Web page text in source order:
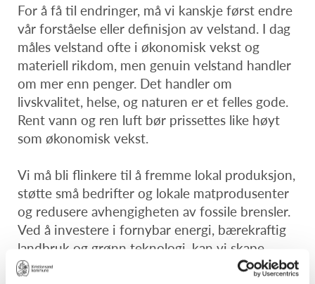
For å få til endringer, må vi kanskje først endre
vår forståelse eller definisjon av velstand. I dag
måles velstand ofte i økonomisk vekst og
materiell rikdom, men genuin velstand handler
om mer enn penger. Det handler om
livskvalitet, helse, og naturen er et felles gode.
Rent vann og ren luft bør prissettes like høyt
som økonomisk vekst.
Vi må bli flinkere til å fremme lokal produksjon,
støtte små bedrifter og lokale matprodusenter
og redusere avhengigheten av fossile brensler.
Ved å investere i fornybar energi, bærekraftig
landbruk og grønn teknologi, kan vi skape
arbeidsplasser og økonomisk vekst samtidig